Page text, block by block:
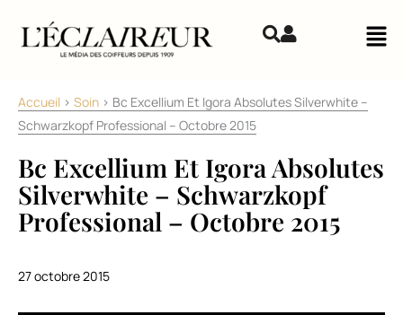
Accueil > Soin > Bc Excellium Et Igora Absolutes Silverwhite –
Schwarzkopf Professional – Octobre 2015
Bc Excellium Et Igora Absolutes
Silverwhite – Schwarzkopf
Professional – Octobre 2015
27 octobre 2015